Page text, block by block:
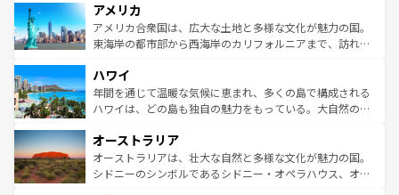
ンツ一覧を参照してほしい。
の建物がそのまま残る町や、スイスならではのユニークな
博物館もあり、アルプス観光だけでなく町歩きも満喫する
ことができる。国民の所得が高いため物価も高いが、旅行
ば市内交通費無料で観光を楽しむこともできる。 なお、新
着のスイス情報はコンテンツ一覧 を参照してほしい。
アメリカ
アメリカ合衆国は、広大な土地と多様な文化が魅力の国。
東海岸の都市部から西海岸のカリフォルニアまで、訪れる
のような巨大都市は、観光、ショッピング、エンターテイ
ンメントが詰まった刺激的なスポットだ。一方、アメリカ
西部には大自然が広がり、グランドキャニオンやイエロー
部のニューオーリンズでは、音楽と美食が融合した独特の
文化が魅力。旅行者はアメリカの各地域で異なる魅力を楽
しみながら、その多様性と豊かな歴史を感じることができ
ハワイ
年間を通じて温暖な気候に恵まれ、多くの島で構成される
ハワイは、どの島も独自の魅力をもっている。大自然の神
ワイ島は見逃せない。また、定番の観光地といえばオアフ
島だが、静かな自然を求めるならマウイ島やカウアイ島が
おすすめ。エメラルドグリーンに輝く海をはじめ、豊かな
オーストラリア
オーストラリアは、壮大な自然と多様な文化が魅力の国。
シドニーのシンボルであるシドニー・オペラハウス、オー